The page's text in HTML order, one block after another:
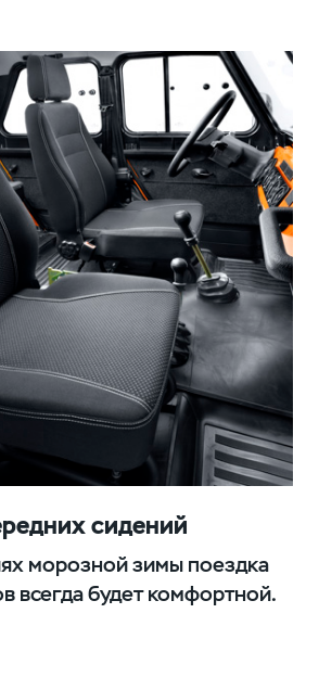
сидений
морозной зимы поездка
всегда будет комфортной.